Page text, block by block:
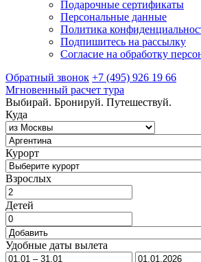
Подарочные сертификаты
Персональные данные
Политика
Подпишитесь на рассылку
Согласие на обработку
Обратный звонок +7 (495) 926 19 66
Мгновенный расчет тура
Выбирай. Бронируй. Путешествуй.
Куда
Курорт
Взрослых
Детей
Удобные даты вылета